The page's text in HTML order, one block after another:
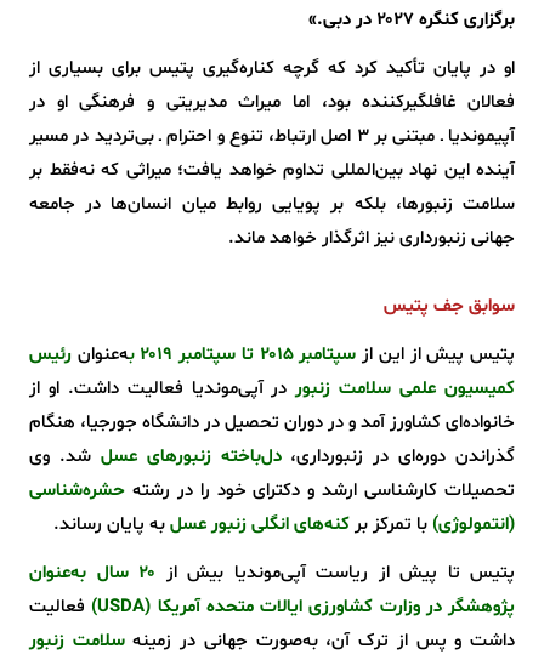
برگزاری کنگره ۲۰۲۷ در دبی.»
او در پایان تأکید کرد که گرچه کناره‌گیری پتیس برای بسیاری از
فعالان غافلگیرکننده بود، اما میراث مدیریتی و فرهنگی او در
آپیموندیا ـ مبتنی بر 3 اصل ارتباط، تنوع و احترام ـ بی‌تردید در مسیر
آینده این نهاد بین‌المللی تداوم خواهد یافت؛ میراثی که نه‌فقط بر
سلامت زنبورها، بلکه بر پویایی روابط میان انسان‌ها در جامعه
جهانی زنبورداری نیز اثرگذار خواهد ماند.
سوابق جف پتیس
پتیس پیش از این از سپتامبر ۲۰۱۵ تا سپتامبر ۲۰۱۹ به‌عنوان رئیس
کمیسیون علمی سلامت زنبوردر آپی‌موندیا فعالیت داشت. او از
خانواده‌ای کشاورز آمد و در دوران تحصیل در دانشگاه جورجیا، هنگام
گذراندن دوره‌ای در زنبورداری، دل‌باخته زنبورهای عسل شد. وی
تحصیلات کارشناسی ارشد و دکترای خود را در رشته حشره‌شناسی
(انتمولوژی) با تمرکز برکنه‌های انگلی زنبور عسلبه پایان رساند.
پتیس تا پیش از ریاست آپی‌موندیا بیش از
۲۰ سال به‌عنوان
پژوهشگر در وزارت کشاورزی ایالات متحده آمریکا (USDA)
فعالیت
داشت و پس از ترک آن، به‌صورت جهانی در زمینه سلامت زنبور